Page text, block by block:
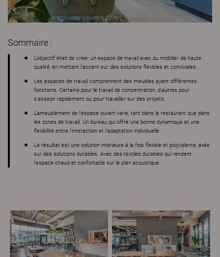
Sommaire :
L'objectif était de créer un espace de travail avec du mobilier de haute
qualité, en mettant l'accent sur des solutions flexibles et conviviales.
Les espaces de travail comprennent des meubles ayant différentes
fonctions. Certains pour le travail de concentration, d'autres pour
s'asseoir rapidement ou pour travailler sur des projets.
L'ameublement de l'espace ouvert varie, tant dans le restaurant que dans
les zones de travail. Un bureau qui offre une bonne dynamique et une
flexibilité entre l'interaction et l'adaptation individuelle.
Le résultat est une solution intérieure à la fois flexible et polyvalente, axée
sur des solutions durables. Avec des textiles durables qui rendent
l'espace chaud et confortable sur le plan acoustique.